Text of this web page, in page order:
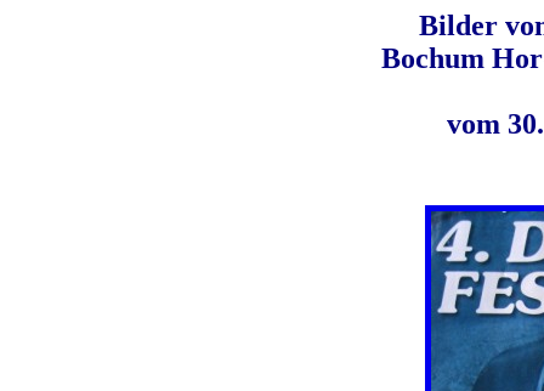
Bilder
Bochum
vom